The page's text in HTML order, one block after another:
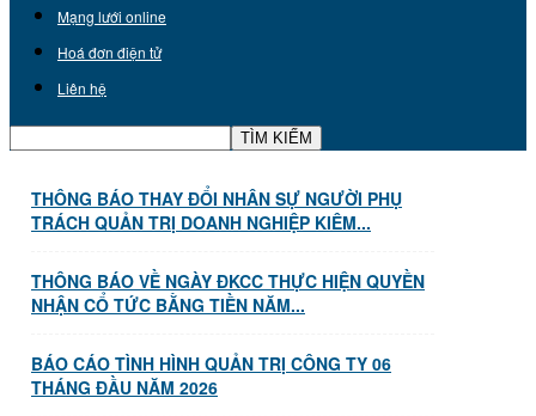
Mạng lưới online
Hoá đơn điện tử
Liên hệ
THÔNG BÁO THAY ĐỔI NHÂN SỰ NGƯỜI PHỤ
TRÁCH QUẢN TRỊ DOANH NGHIỆP KIÊM...
THÔNG BÁO VỀ NGÀY ĐKCC THỰC HIỆN QUYỀN
NHẬN CỔ TỨC BẰNG TIỀN NĂM...
BÁO CÁO TÌNH HÌNH QUẢN TRỊ CÔNG TY 06
THÁNG ĐẦU NĂM 2026